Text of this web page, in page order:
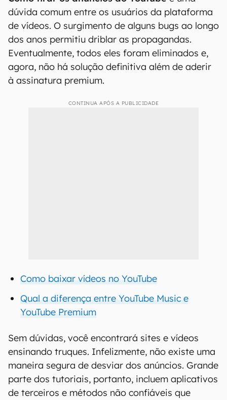
dúvida comum entre os usuários da plataforma
de vídeos. O surgimento de alguns bugs ao longo
dos anos permitiu driblar as propagandas.
Eventualmente, todos eles foram eliminados e,
agora, não há solução definitiva além de aderir
à assinatura premium.
CONTINUA APÓS A PUBLICIDADE
Como baixar vídeos no YouTube
Qual a diferença entre YouTube Music e
YouTube Premium
Sem dúvidas, você encontrará sites e vídeos
ensinando truques. Infelizmente, não existe uma
maneira segura de desviar dos anúncios. Grande
parte dos tutoriais, portanto, incluem aplicativos
de terceiros e métodos não confiáveis que